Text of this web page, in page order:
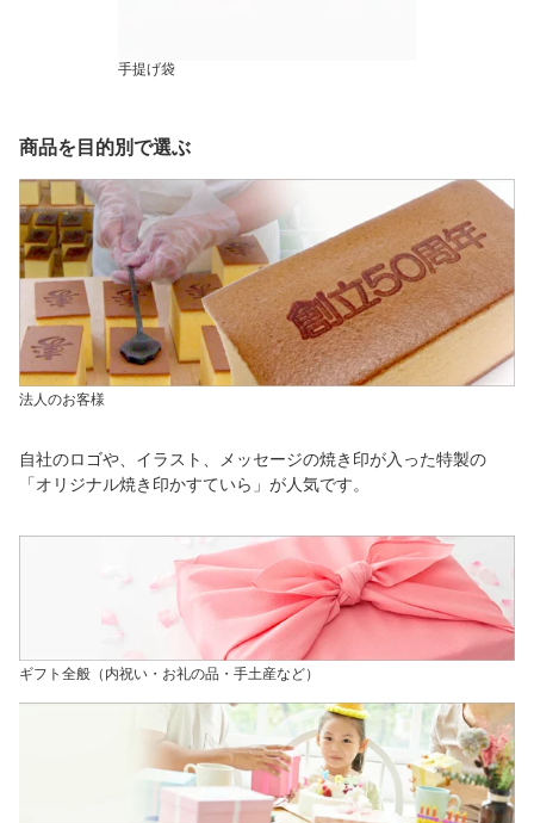
手提げ袋
商品を目的別で選ぶ
法人のお客様
自社のロゴや、イラスト、メッセージの焼き印が入った特製の
「オリジナル焼き印かすていら」が人気です。
ギフト全般（内祝い・お礼の品・手土産など）